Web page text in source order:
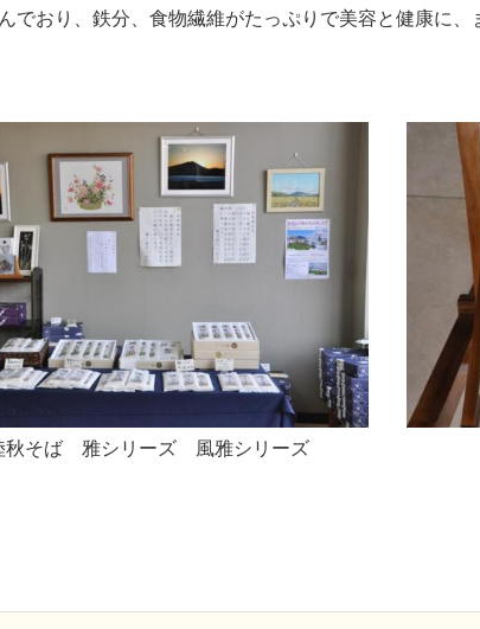
おり、鉄分、食物繊維がたっぷりで美容と健康に、
秋そば 雅シリーズ 風雅シリーズ